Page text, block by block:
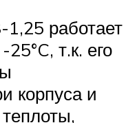
работает
т.к. его
корпуса и